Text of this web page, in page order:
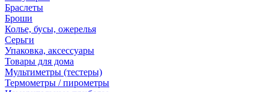
Браслеты
Броши
Колье, бусы, ожерелья
Серьги
Упаковка, аксессуары
Товары для дома
Мультиметры (тестеры)
Термометры / пирометры